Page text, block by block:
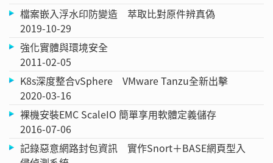
檔案嵌入浮水印防變造 萃取比對原件辨真偽
2019-10-29
強化實體與環境安全
2011-02-05
K8s深度整合vSphere VMware Tanzu全新出擊
2020-03-16
裸機安裝EMC ScaleIO 簡單享用軟體定義儲存
2016-07-06
記錄惡意網路封包資訊 實作Snort＋BASE網頁型入